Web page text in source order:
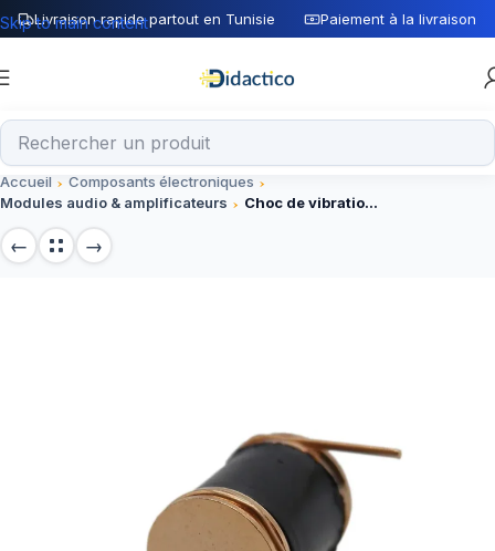
Livraison rapide partout en Tunisie Paiement à la livraison
Skip to main content
Accueil
Composants électroniques
Modules audio & amplificateurs
Choc de vibration 801S